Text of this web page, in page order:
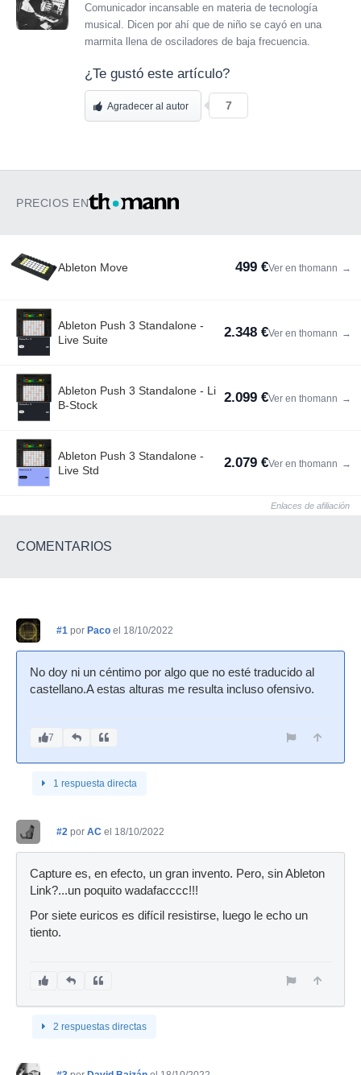
Comunicador incansable en materia de tecnología
musical. Dicen por ahí que de niño se cayó en una
marmita llena de osciladores de baja frecuencia.
¿Te gustó este artículo?
Agradecer al autor 7
PRECIOS EN
Ableton Move 499 €Ver en thomann →
Ableton Push 3 Standalone -
Live Suite
2.348 €Ver en thomann →
Ableton Push 3 Standalone - Li
B-Stock
2.099 €Ver en thomann →
Ableton Push 3 Standalone -
Live Std
2.079 €Ver en thomann →
Enlaces de afiliación
COMENTARIOS
#1 por Paco el 18/10/2022
No doy ni un céntimo por algo que no esté traducido al
castellano.A estas alturas me resulta incluso ofensivo.
7
1 respuesta directa
#2 por AC el 18/10/2022
Capture es, en efecto, un gran invento. Pero, sin Ableton
Link?...un poquito wadafacccc!!!
Por siete euricos es difícil resistirse, luego le echo un
tiento.
2 respuestas directas